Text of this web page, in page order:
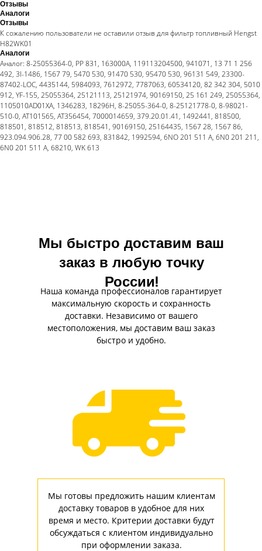
Отзывы
Аналоги
Отзывы
К сожалению пользователи не оставили отзыв для фильтр топливный Hengst
H82WK01
Аналоги
Аналог: 8-25055364-0, PP 831, 163000A, 119113204500, 941071, 13 71 1 256
492, 3I-1486, 1567 79, 5470 530, 91470 530, 95470 530, 96131 549, 23300-
87402-LOC, 4435144, 5984093, 7612972, 7787063, 60534120, 82 342 304, 5010
912, YF-155, 25055364, 25121113, 25121974, 90169150, 25 161 249, 25055364,
1105010AD01XA, 1346283, 18296H, 8-25055-364-0, 8-25121778-0, 8-98021-
510-0, AT101565, AT356454, 7000014659, 379.20.01.41, 1492441, 818500,
818501, 818512, 818513, 818541, 90169150, 25164435, 1567 28, 1567 86,
923.094.906.28, 77 00 582 693, 831842, 1992594, 6NO 201 511 A, 6N0 201 211,
6N0 201 511 A, 68210, WK 613
Мы быстро доставим ваш
заказ в любую точку
России!
Мы готовы предложить нашим клиентам
доставку товаров в удобное для них
время и место. Критерии доставки будут
обсуждаться с клиентом индивидуально
при оформлении заказа.
Наша команда профессионалов гарантирует
максимальную скорость и сохранность
доставки. Независимо от вашего
местоположения, мы доставим ваш заказ
быстро и удобно.